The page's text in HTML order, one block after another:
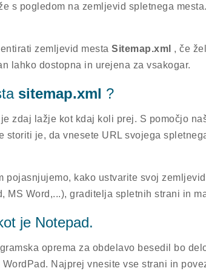
s pogledom na zemljevid spletnega
zemljevid mesta Sitemap.xml , če
lahko dostopna in urejena za vsakogar.
sitemap.xml ?
je zdaj lažje kot kdaj koli prej. S pomočjo
storiti je, da vnesete URL svojega
pojasnjujemo, kako ustvarite svoj
MS Word,...), graditelja spletnih strani in
je Notepad.
oprema za obdelavo besedil bo
Najprej vnesite vse strani in